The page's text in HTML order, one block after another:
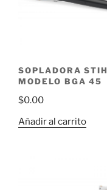
SOPLADORA
MODELO BGA 45
$0.00
Añadir al carrito